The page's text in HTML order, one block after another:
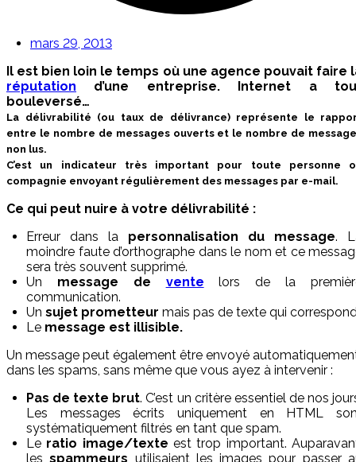
mars 29, 2013
Il est bien loin le temps où une agence pouvait faire
réputation d’une entreprise. Internet a
bouleversé…
La délivrabilité (ou taux de délivrance) représente le
entre le nombre de messages ouverts et le nombre de
non lus.
C’est un indicateur très important pour toute personne
compagnie envoyant régulièrement des messages par e-mail.
Ce qui peut nuire à votre délivrabilité :
Erreur dans la personnalisation du message.
moindre faute d’orthographe dans le nom et ce
sera très souvent supprimé.
Un message de vente lors de la
communication.
Un sujet prometteur mais pas de texte qui
Le message est illisible.
Un message peut également être envoyé
dans les spams, sans même que vous ayez à intervenir :
Pas de texte brut. C’est un critère essentiel de nos
Les messages écrits uniquement en HTML
systématiquement filtrés en tant que spam.
Le ratio image/texte est trop important.
lesspammeurs utilisaient les images pour passer